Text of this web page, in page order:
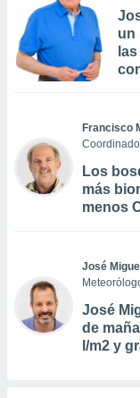
un
Francisco
Los
más
menos
José
José
de
l/m2 y